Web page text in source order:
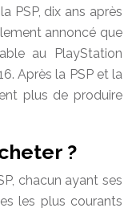
PSP, dix ans après
annoncé que
au PlayStation
Après la PSP et la
plus de produire
?
chacun ayant ses
les plus courants